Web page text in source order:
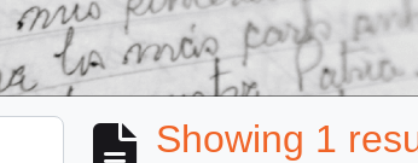
Showing 1